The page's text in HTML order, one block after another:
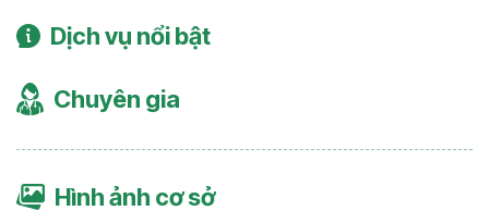
Dịch vụ nổi bật
Chuyên gia
Hình ảnh cơ sở